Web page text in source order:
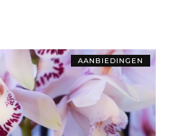
AANBIEDINGEN